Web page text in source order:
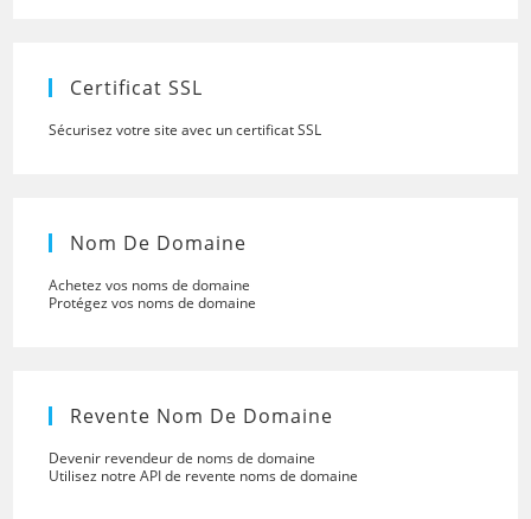
Certificat SSL
Sécurisez votre site avec un certificat SSL
Nom De Domaine
Achetez vos noms de domaine
Protégez vos noms de domaine
Revente Nom De Domaine
Devenir revendeur de noms de domaine
Utilisez notre API de revente noms de domaine